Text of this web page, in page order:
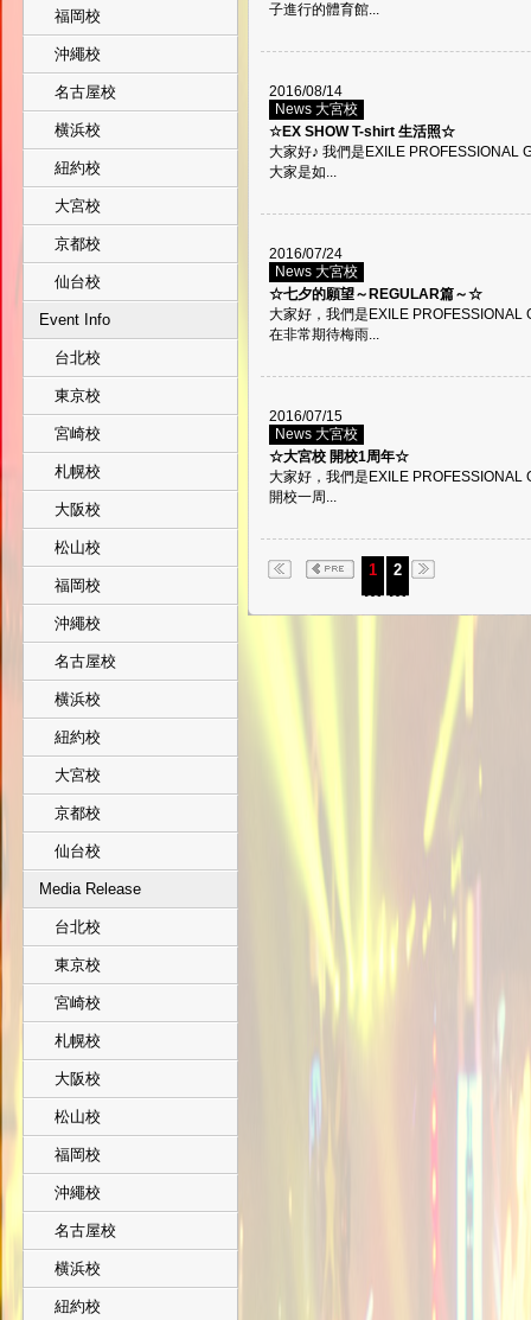
福岡校
沖繩校
名古屋校
横浜校
紐約校
大宮校
京都校
仙台校
Event Info
台北校
東京校
宮崎校
札幌校
大阪校
松山校
福岡校
沖繩校
名古屋校
横浜校
紐約校
大宮校
京都校
仙台校
Media Release
台北校
東京校
宮崎校
札幌校
大阪校
松山校
福岡校
沖繩校
名古屋校
横浜校
紐約校
子進行的體育館...
2016/08/14
News 大宮校
☆EX SHOW T-shirt 生活照☆
大家好♪ 我們是EXILE PROFESSIONAL
大家是如...
2016/07/24
News 大宮校
☆七夕的願望～REGULAR篇～☆
大家好，我們是EXILE
在非常期待梅雨...
2016/07/15
News 大宮校
☆大宮校 開校1周年☆
大家好，我們是EXILE
開校一周...
1 2